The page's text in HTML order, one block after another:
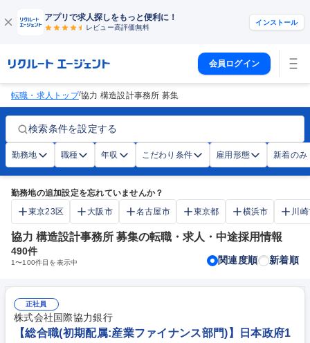
アプリで求人探しをもっと便利に！
レビュー高評価無料
インストール
会員ログイン
転職・求人トップ/協力 構造設計事務所 募集
検索条件を設定する
勤務地 職種 年収 こだわり条件 雇用形態 新着のみ
勤務地の追加設定を忘れていませんか？
東京23区
大阪市 名古屋市 東京都 横浜市 川
協力 構造設計事務所 募集の転職・求人・中途採用情報
490件
1〜100件目を表示中 関連度順 新着順
正社員
株式会社国際協力銀行
【総合職(初期配属:産業ファイナンス部門)】日本政府1